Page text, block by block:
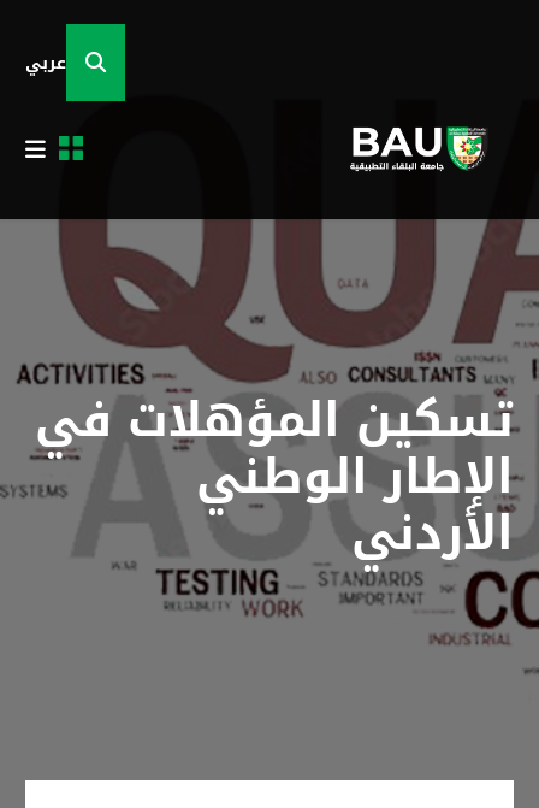
عربي
تسكين المؤهلات في
الإطار الوطني
الأردني